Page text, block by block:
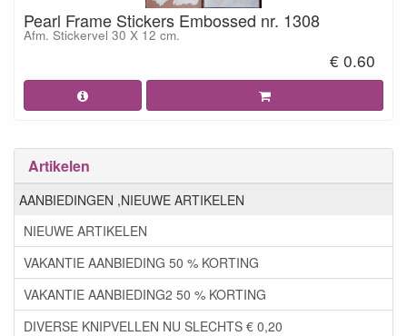
Pearl Frame Stickers Embossed nr. 1308
Afm. Stickervel 30 X 12 cm.
€ 0.60
Artikelen
AANBIEDINGEN ,NIEUWE ARTIKELEN
NIEUWE ARTIKELEN
VAKANTIE AANBIEDING 50 % KORTING
VAKANTIE AANBIEDING2 50 % KORTING
DIVERSE KNIPVELLEN NU SLECHTS € 0,20